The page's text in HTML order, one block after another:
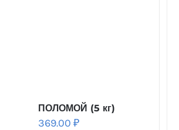
ПОЛОМОЙ (5 кг)
369.00 ₽